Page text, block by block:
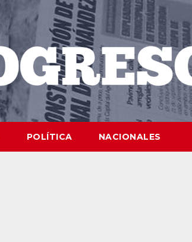
POLÍTICA NACIONALES